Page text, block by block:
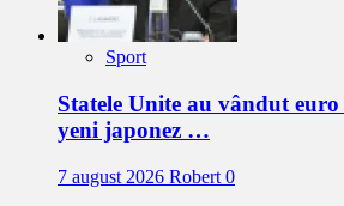
Sport
Statele Unite au vândut
yeni japonez …
7 august 2026 Robert 0